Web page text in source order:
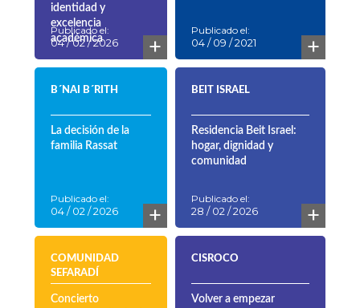
identidad y
excelencia
académica
Publicado el:
04 / 02 / 2026 +
Publicado el:
04 / 09 / 2021 +
B´NAI B´RITH
La decisión de la
familia Rassat
Publicado el:
04 / 02 / 2026 +
BEIT ISRAEL
Residencia Beit Israel:
hogar, dignidad y
comunidad
Publicado el:
28 / 02 / 2026 +
COMUNIDAD
SEFARADÍ
Concierto
CISROCO
Volver a empezar